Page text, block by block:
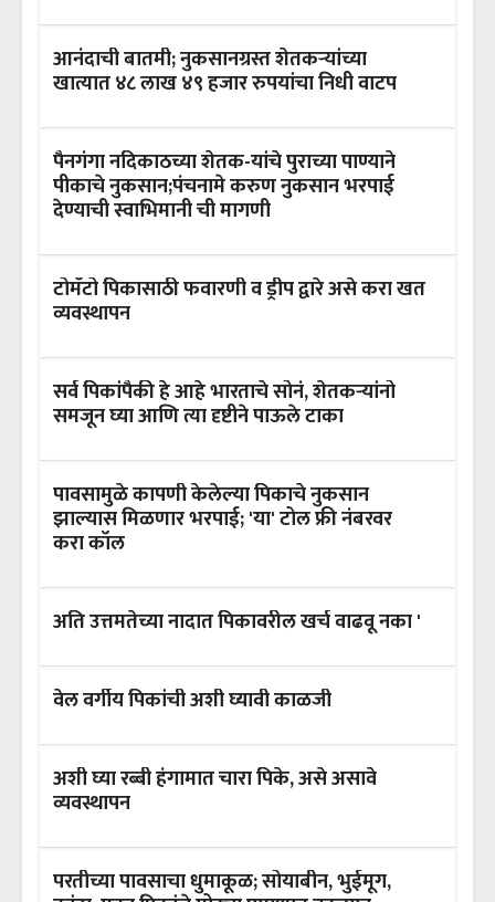
आनंदाची बातमी; नुकसानग्रस्त शेतकऱ्यांच्या
खात्यात ४८ लाख ४९ हजार रुपयांचा निधी वाटप
पैनगंगा नदिकाठच्या शेतक-यांचे पुराच्या पाण्याने
पीकाचे नुकसान;पंचनामे करुण नुकसान भरपाई
देण्याची स्वाभिमानी ची मागणी
टोमॅटो पिकासाठी फवारणी व ड्रीप द्वारे असे करा खत
व्यवस्थापन
सर्व पिकांपैकी हे आहे भारताचे सोनं, शेतकऱ्यांनो
समजून घ्या आणि त्या दृष्टीने पाऊले टाका
पावसामुळे कापणी केलेल्या पिकाचे नुकसान
झाल्यास मिळणार भरपाई; 'या' टोल फ्री नंबरवर
करा कॉल
अति उत्तमतेच्या नादात पिकावरील खर्च वाढवू नका '
वेल वर्गीय पिकांची अशी घ्यावी काळजी
अशी घ्या रब्बी हंगामात चारा पिके, असे असावे
व्यवस्थापन
परतीच्या पावसाचा धुमाकूळ; सोयाबीन, भुईमूग,